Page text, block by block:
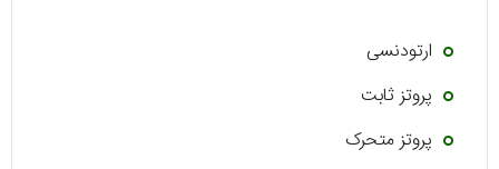
ارتودنسی
پروتز ثابت
پروتز متحرک